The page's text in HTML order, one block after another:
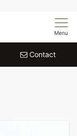
Menu
Contact